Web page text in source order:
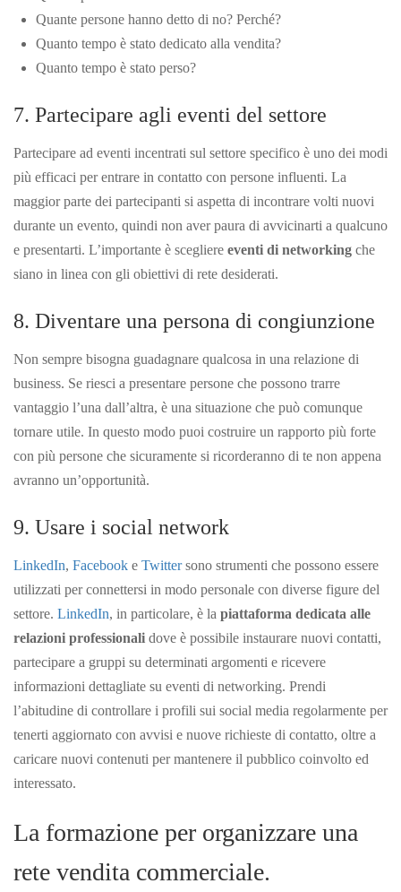
Quante persone hanno detto di no? Perché?
Quanto tempo è stato dedicato alla vendita?
Quanto tempo è stato perso?
7. Partecipare agli eventi del settore
Partecipare ad eventi incentrati sul settore specifico è uno dei modi
più efficaci per entrare in contatto con persone influenti. La
maggior parte dei partecipanti si aspetta di incontrare volti nuovi
durante un evento, quindi non aver paura di avvicinarti a qualcuno
e presentarti. L’importante è scegliere eventi di networking che
siano in linea con gli obiettivi di rete desiderati.
8. Diventare una persona di congiunzione
Non sempre bisogna guadagnare qualcosa in una relazione di
business. Se riesci a presentare persone che possono trarre
vantaggio l’una dall’altra, è una situazione che può comunque
tornare utile. In questo modo puoi costruire un rapporto più forte
con più persone che sicuramente si ricorderanno di te non appena
avranno un’opportunità.
9. Usare i social network
LinkedIn, Facebook e Twittersono strumenti che possono essere
utilizzati per connettersi in modo personale con diverse figure del
settore. LinkedIn, in particolare, è la piattaforma dedicata alle
relazioni professionali dove è possibile instaurare nuovi contatti,
partecipare a gruppi su determinati argomenti e ricevere
informazioni dettagliate su eventi di networking. Prendi
l’abitudine di controllare i profili sui social media regolarmente per
tenerti aggiornato con avvisi e nuove richieste di contatto, oltre a
caricare nuovi contenuti per mantenere il pubblico coinvolto ed
interessato.
La formazione per organizzare una
rete vendita commerciale.